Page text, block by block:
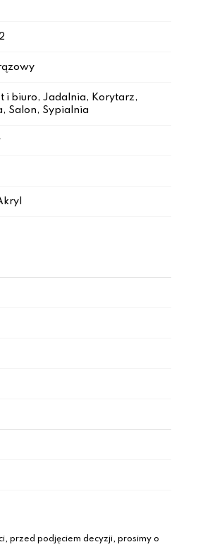
i biuro, Jadalnia, Korytarz,
Salon, Sypialnia
przed podjęciem decyzji, prosimy o